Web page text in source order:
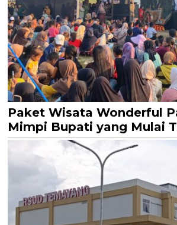
Paket Wisata Wonderful
Mimpi Bupati yang Mulai